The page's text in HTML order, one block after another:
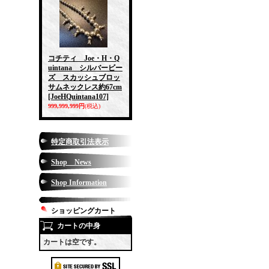
コチティ Joe・H・Q
uintana シルバービー
ズ スカッシュブロッ
サムネックレス約67cm
[JoeHQuintana107]
999,999,999円(税込)
特定商取引法表示
Shop News
Shop Information
ショッピングカート
カートの中身
カートは空です。